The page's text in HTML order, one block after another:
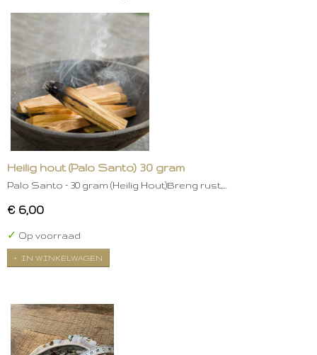
Heilig hout (Palo Santo) 30 gram
Palo Santo – 30 gram (Heilig Hout)Breng rust,…
€ 6,00
✓ Op voorraad
IN WINKELWAGEN